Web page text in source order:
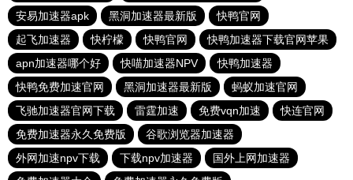
安易加速器apk
黑洞加速器最新版
快鸭官网
起飞加速器
快柠檬 快鸭官网
快鸭加速器下载官网苹果
apn加速器哪个好
快喵加速器NPV
快鸭加速器
快鸭免费加速官网
黑洞加速器最新版
蚂蚁加速官网
飞驰加速器官网下载
雷霆加速 免费vqn加速
快连官网
免费加速器永久免费版
谷歌浏览器加速器
外网加速npv下载
下载npv加速器
国外上网加速器